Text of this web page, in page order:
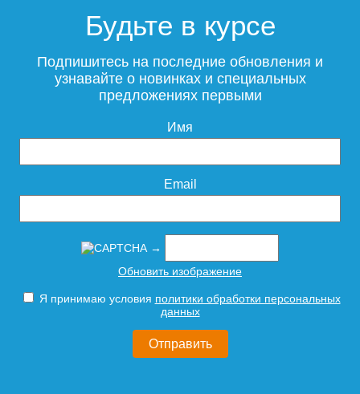
Будьте в курсе
Подпишитесь на последние обновления и
узнавайте о новинках и специальных
предложениях первыми
Имя
Email
→
Обновить изображение
Я принимаю условия политики обработки персональных
данных